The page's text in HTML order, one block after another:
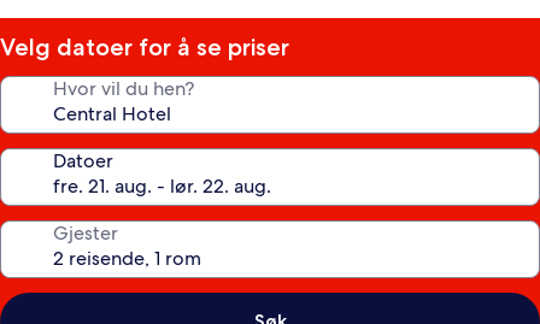
stjerner
Velg datoer for å se priser
Hvor vil du hen?
Datoer
Gjester